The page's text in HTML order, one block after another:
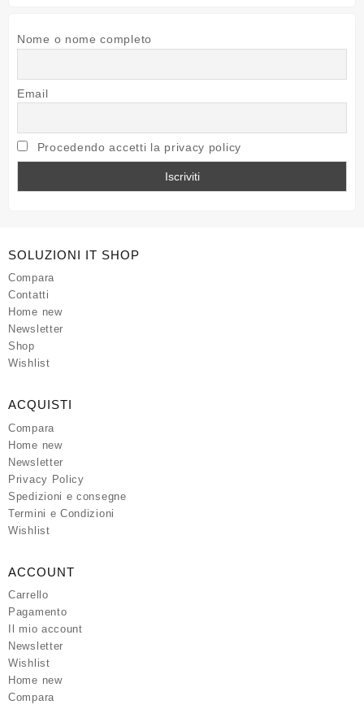
Nome o nome completo
Email
Procedendo accetti la privacy policy
SOLUZIONI IT SHOP
Compara
Contatti
Home new
Newsletter
Shop
Wishlist
ACQUISTI
Compara
Home new
Newsletter
Privacy Policy
Spedizioni e consegne
Termini e Condizioni
Wishlist
ACCOUNT
Carrello
Pagamento
Il mio account
Newsletter
Wishlist
Home new
Compara